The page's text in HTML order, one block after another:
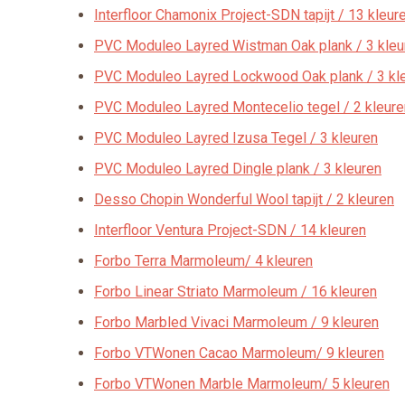
Interfloor Chamonix Project-SDN tapijt / 13
PVC Moduleo Layred Wistman Oak plank / 3
PVC Moduleo Layred Lockwood Oak plank / 3
PVC Moduleo Layred Montecelio tegel / 2
PVC Moduleo Layred Izusa Tegel / 3 kleuren
PVC Moduleo Layred Dingle plank / 3 kleuren
Desso Chopin Wonderful Wool tapijt / 2 kleuren
Interfloor Ventura Project-SDN / 14 kleuren
Forbo Terra Marmoleum/ 4 kleuren
Forbo Linear Striato Marmoleum / 16 kleuren
Forbo Marbled Vivaci Marmoleum / 9 kleuren
Forbo VTWonen Cacao Marmoleum/ 9 kleuren
Forbo VTWonen Marble Marmoleum/ 5 kleuren